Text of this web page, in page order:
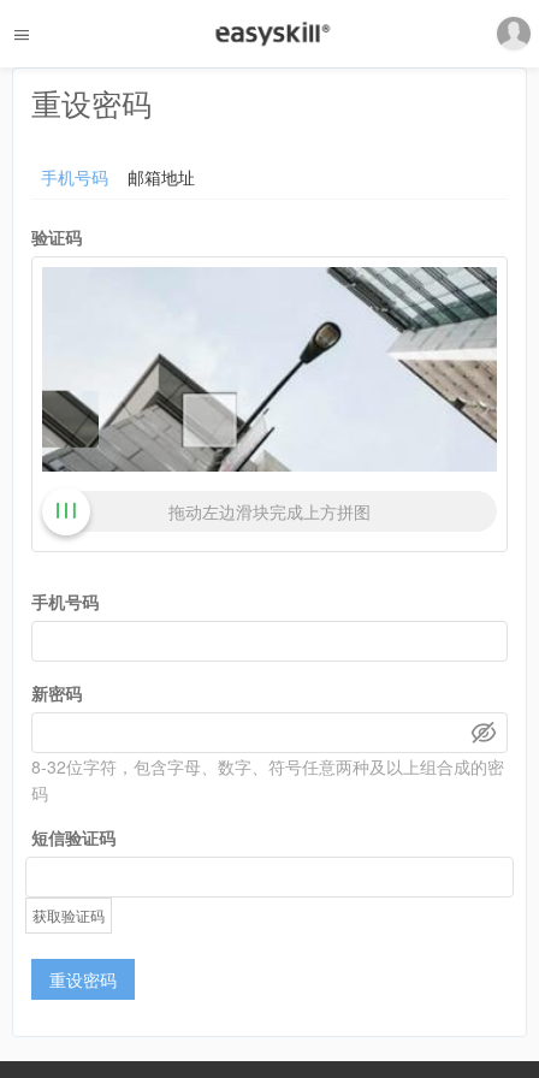
重设密码
手机号码 邮箱地址
验证码
拖动左边滑块完成上方拼图
手机号码
新密码
8-32位字符，包含字母、数字、符号任意两种及以上组合成的密
码
短信验证码
获取验证码
重设密码